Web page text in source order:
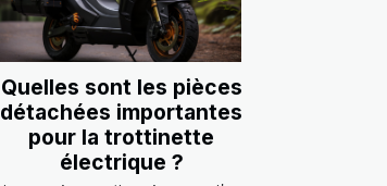
Quelles sont les pièces
détachées importantes
pour la trottinette
électrique ?